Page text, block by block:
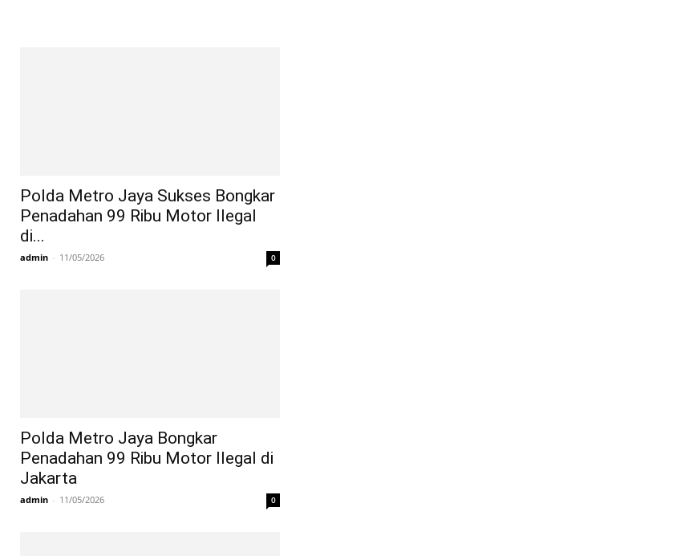
Polda Metro Jaya Sukses Bongkar
Penadahan 99 Ribu Motor Ilegal
di...
admin - 11/05/2026 0
Polda Metro Jaya Bongkar
Penadahan 99 Ribu Motor Ilegal di
Jakarta
admin - 11/05/2026 0